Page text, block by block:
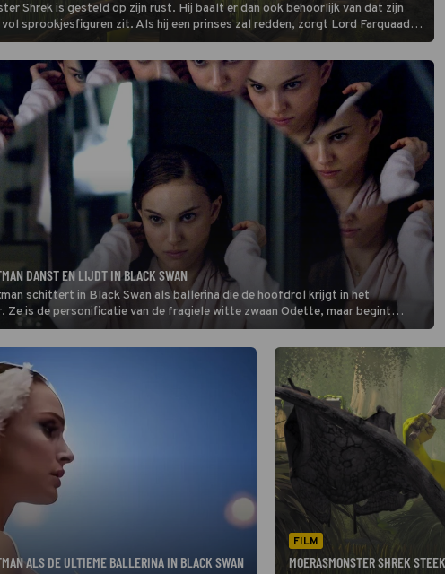
Shrek is gesteld op zijn rust. Hij baalt er dan ook behoorlijk van dat zijn
sprookjesfiguren zit. Als hij een prinses zal redden, zorgt Lord Farquaad
moeras weer voor zichzelf heeft.
DANST EN LIJDT IN BLACK SWAN
schittert in Black Swan als ballerina die de hoofdrol krijgt in het
Ze is de personificatie van de fragiele witte zwaan Odette, maar begint
lijken op Odile, de kwaadaardige zwarte zwaan.
ALS DE ULTIEME BALLERINA IN BLACK SWAN
FILM
MOERASMONSTER SHREK